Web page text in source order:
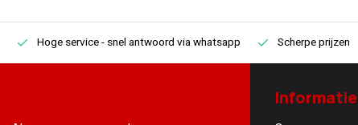
Hoge service- snel antwoord via whatsapp Scherpe prijzen
Informatie